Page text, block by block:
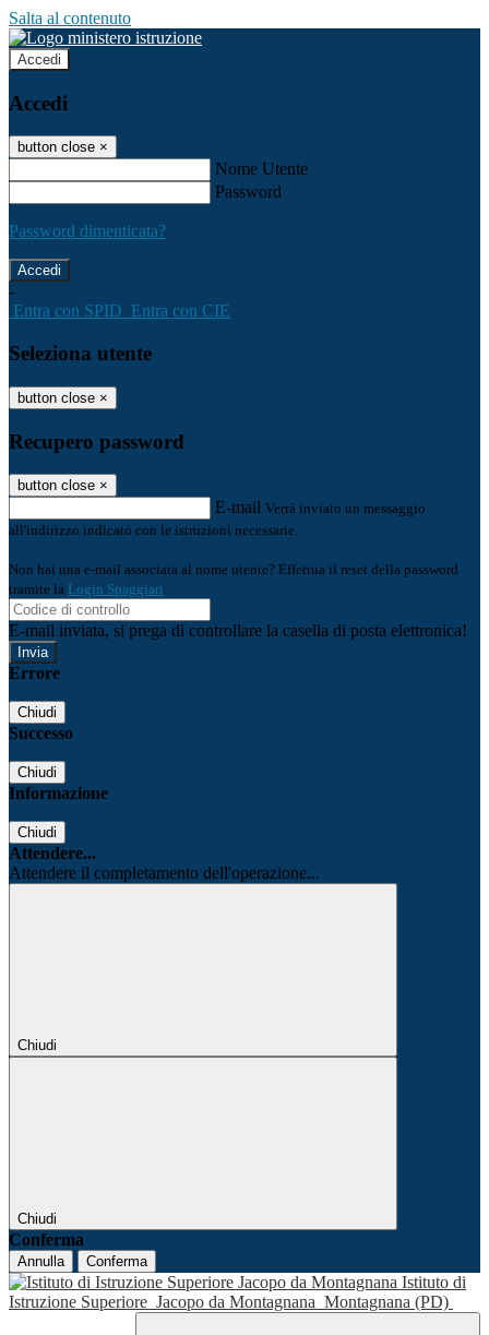
Salta al contenuto
Accedi
Accedi
button close ×
Nome Utente
Password
Password dimenticata?
-
Entra con SPID Entra con CIE
Seleziona utente
button close ×
Recupero password
button close ×
E-mail Verrà inviato un messaggio
all'indirizzo indicato con le istruzioni necessarie.
Non hai una e-mail associata al nome utente? Effettua il reset della password
tramite la Login Spaggiari
E-mail inviata, si prega di controllare la casella di posta elettronica!
Errore
Chiudi
Successo
Chiudi
Informazione
Chiudi
Attendere...
Attendere il completamento dell'operazione...
Chiudi
Chiudi
Conferma
Annulla Conferma
Istituto di
Istruzione Superiore Jacopo da Montagnana Montagnana (PD)